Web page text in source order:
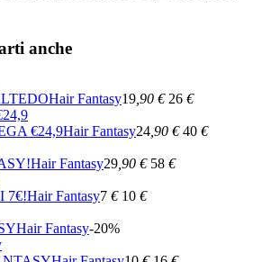
anche
Hair Fantasy19,90 € 26 €
€24,9Hair Fantasy24,90 € 40 €
Hair Fantasy29,90 € 58 €
7€!Hair Fantasy7 € 10 €
Hair Fantasy-20%